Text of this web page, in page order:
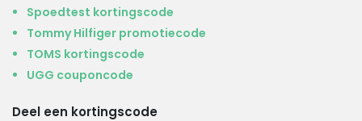
Spoedtest kortingscode
Tommy Hilfiger promotiecode
TOMS kortingscode
UGG couponcode
Deel een kortingscode